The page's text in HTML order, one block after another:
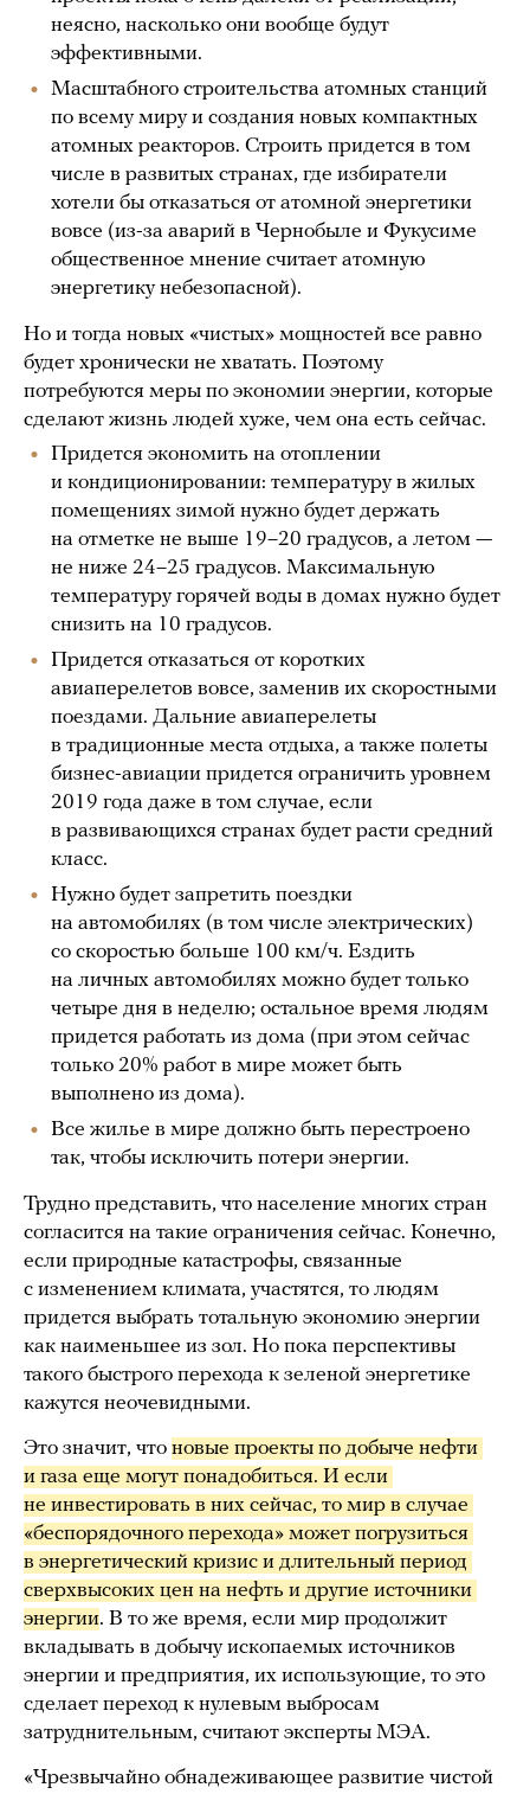
неясно, насколько они вообще будут
эффективными.
Масштабного строительства атомных станций
по всему миру и создания новых компактных
атомных реакторов. Строить придется в том
числе в развитых странах, где избиратели
хотели бы отказаться от атомной энергетики
вовсе (из-за аварий в Чернобыле и Фукусиме
общественное мнение считает атомную
энергетику небезопасной).
Но и тогда новых «чистых» мощностей все равно
будет хронически не хватать. Поэтому
потребуются меры по экономии энергии, которые
сделают жизнь людей хуже, чем она есть сейчас.
Придется экономить на отоплении
и кондиционировании: температуру в жилых
помещениях зимой нужно будет держать
на отметке не выше 19–20 градусов, а летом —
не ниже 24–25 градусов. Максимальную
температуру горячей воды в домах нужно будет
снизить на 10 градусов.
Придется отказаться от коротких
авиаперелетов вовсе, заменив их скоростными
поездами. Дальние авиаперелеты
в традиционные места отдыха, а также полеты
бизнес-авиации придется ограничить уровнем
2019 года даже в том случае, если
в развивающихся странах будет расти средний
класс.
Нужно будет запретить поездки
на автомобилях (в том числе электрических)
со скоростью больше 100 км/ч. Ездить
на личных автомобилях можно будет только
четыре дня в неделю; остальное время людям
придется работать из дома (при этом сейчас
только 20% работ в мире может быть
выполнено из дома).
Все жилье в мире должно быть перестроено
так, чтобы исключить потери энергии.
Трудно представить, что население многих стран
согласится на такие ограничения сейчас. Конечно,
если природные катастрофы, связанные
с изменением климата, участятся, то людям
придется выбрать тотальную экономию энергии
как наименьшее из зол. Но пока перспективы
такого быстрого перехода к зеленой энергетике
кажутся неочевидными.
Это значит, что новые проекты по добыче нефти
и газа еще могут понадобиться. И если
не инвестировать в них сейчас, то мир в случае
«беспорядочного перехода» может погрузиться
в энергетический кризис и длительный период
сверхвысоких цен на нефть и другие источники
энергии. В то же время, если мир продолжит
вкладывать в добычу ископаемых источников
энергии и предприятия, их использующие, то это
сделает переход к нулевым выбросам
затруднительным, считают эксперты МЭА.
«Чрезвычайно обнадеживающее развитие чистой